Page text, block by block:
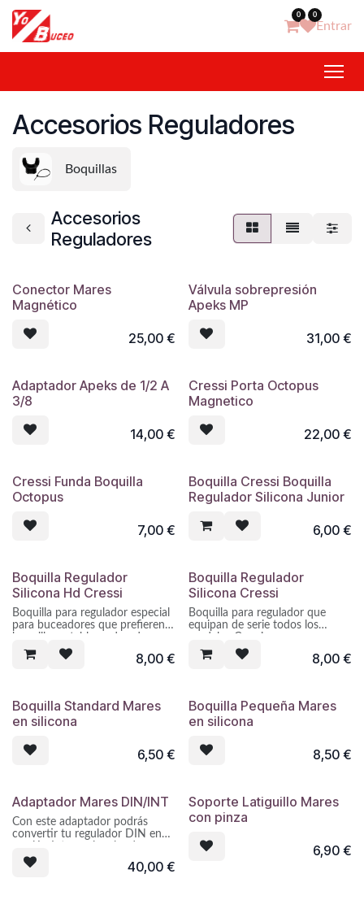
Ir al contenido 0 0
Entrar
Accesorios Reguladores
Boquillas
Accesorios
Reguladores
Conector Mares
Magnético
25,00€
Válvula sobrepresión
Apeks MP
31,00€
Adaptador Apeks de 1/2 A
3/8
14,00€
Cressi Porta Octopus
Magnetico
22,00€
Cressi Funda Boquilla
Octopus
7,00€
Boquilla Cressi Boquilla
Regulador Silicona Junior
6,00€
Boquilla Regulador
Silicona Hd Cressi
Boquilla para regulador especial
para buceadores que prefieren
Silicona quirúrgica negra de
Cuerpo grueso y rígido para una
óptima estabilidad del regulador
en la boca.
Tetones reforzados en la zona
Utilizable no solo a nivel
particular sino como boquilla de
centro de buceo por su gran
resistencia sin perjudicar el
confort.
8,00€
Boquilla Regulador
Silicona Cressi
Boquilla para regulador que
equipan de serie todos los
Silicona quirúrgica negra de
Anatómica, confortable y muy
suave.
completamente redondeados.
8,00€
Boquilla Standard Mares
en silicona
6,50€
Boquilla Pequeña Mares
en silicona
8,50€
Adaptador Mares DIN/INT
Con este adaptador podrás
convertir tu regulador DIN en
estribo de manera fácil. Ideal
para lo que tienen regulador
40,00€
Soporte Latiguillo Mares
con pinza
6,90€